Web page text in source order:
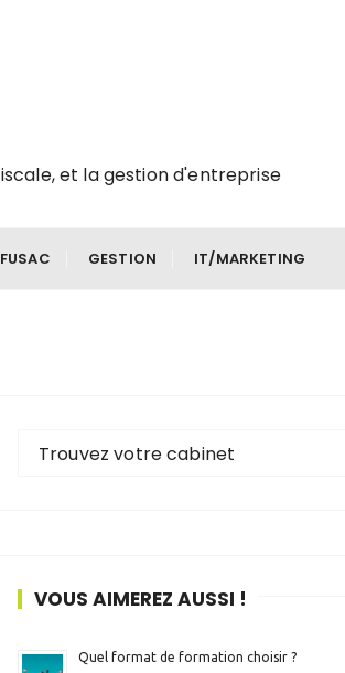
et la gestion d'entreprise
FUSAC GESTION IT/MARKETING
Trouvez votre cabinet
VOUS AIMEREZ AUSSI !
Quel format de formation choisir ?